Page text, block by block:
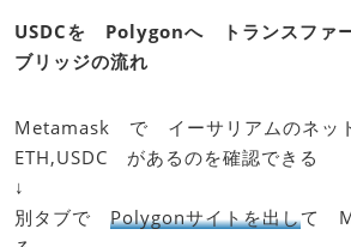
USDCを Polygonへ トランスファ
ブリッジの流れ
Metamask で イーサリアムのネッ
ETH,USDC があるのを確認できる
↓
別タブで Polygonサイトを出して